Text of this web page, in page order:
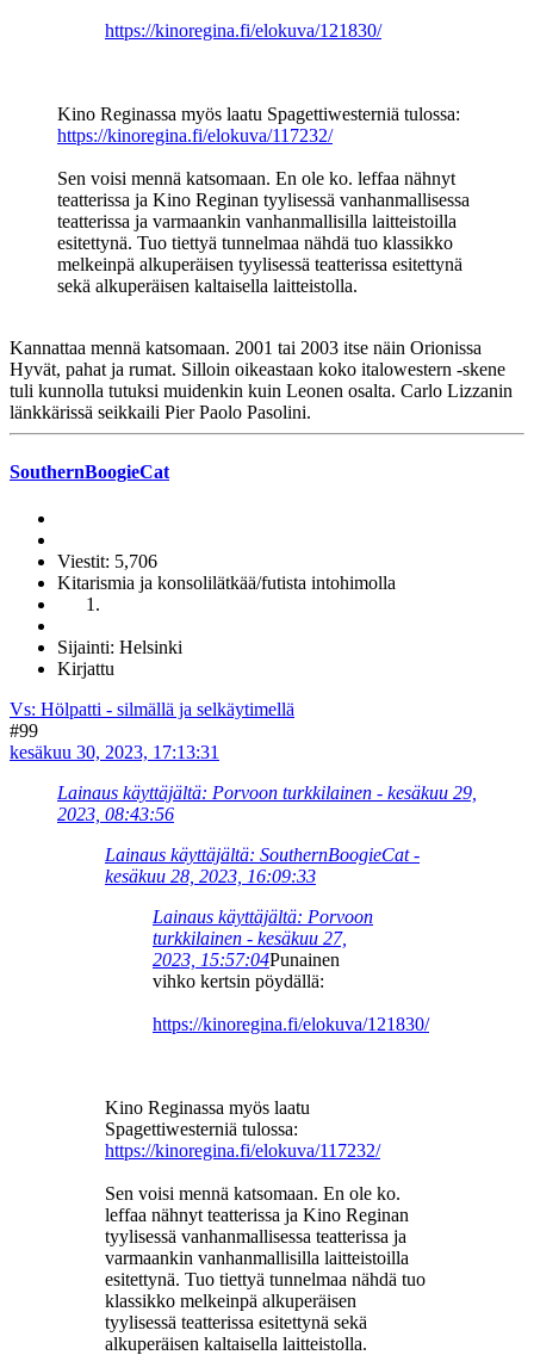
https://kinoregina.fi/elokuva/121830/
Kino Reginassa myös laatu Spagettiwesterniä tulossa:
https://kinoregina.fi/elokuva/117232/
Sen voisi mennä katsomaan. En ole ko. leffaa nähnyt
teatterissa ja Kino Reginan tyylisessä vanhanmallisessa
teatterissa ja varmaankin vanhanmallisilla laitteistoilla
esitettynä. Tuo tiettyä tunnelmaa nähdä tuo klassikko
melkeinpä alkuperäisen tyylisessä teatterissa esitettynä
sekä alkuperäisen kaltaisella laitteistolla.
Kannattaa mennä katsomaan. 2001 tai 2003 itse näin Orionissa
Hyvät, pahat ja rumat. Silloin oikeastaan koko italowestern -skene
tuli kunnolla tutuksi muidenkin kuin Leonen osalta. Carlo Lizzanin
länkkärissä seikkaili Pier Paolo Pasolini.
SouthernBoogieCat
Viestit: 5,706
Kitarismia ja konsolilätkää/futista intohimolla
Sijainti: Helsinki
Kirjattu
Vs: Hölpatti - silmällä ja selkäytimellä
#99
kesäkuu 30, 2023, 17:13:31
Lainaus käyttäjältä: Porvoon turkkilainen - kesäkuu 29,
2023, 08:43:56
Lainaus käyttäjältä: SouthernBoogieCat -
kesäkuu 28, 2023, 16:09:33
Lainaus käyttäjältä: Porvoon
turkkilainen - kesäkuu 27,
2023, 15:57:04Punainen
vihko kertsin pöydällä:
https://kinoregina.fi/elokuva/121830/
Kino Reginassa myös laatu
Spagettiwesterniä tulossa:
https://kinoregina.fi/elokuva/117232/
Sen voisi mennä katsomaan. En ole ko.
leffaa nähnyt teatterissa ja Kino Reginan
tyylisessä vanhanmallisessa teatterissa ja
varmaankin vanhanmallisilla laitteistoilla
esitettynä. Tuo tiettyä tunnelmaa nähdä tuo
klassikko melkeinpä alkuperäisen
tyylisessä teatterissa esitettynä sekä
alkuperäisen kaltaisella laitteistolla.